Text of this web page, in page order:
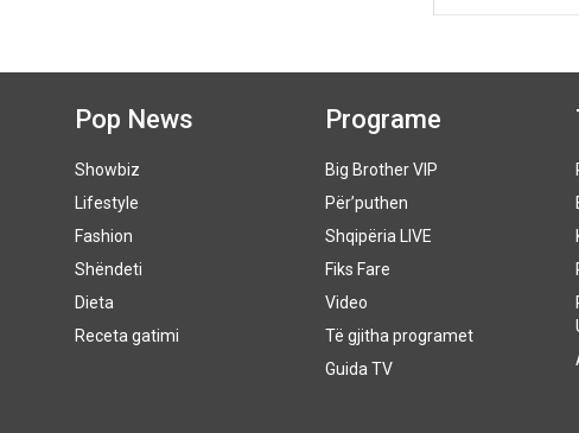
Pop News
Showbiz
Lifestyle
Fashion
Shëndeti
Dieta
Receta gatimi
Programe
Big Brother VIP
Për’puthen
Shqipëria LIVE
Fiks Fare
Video
Të gjitha programet
Guida TV